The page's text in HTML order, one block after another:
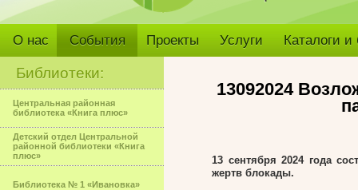
О нас События Проекты Услуги Каталоги
Библиотеки:
Центральная районная
библиотека «Книга плюс»
Детский отдел Центральной
районной библиотеки «Книга
плюс»
Библиотека № 1 «Ивановка»
13092024
13 сентября 2024 года
жертв блокады.